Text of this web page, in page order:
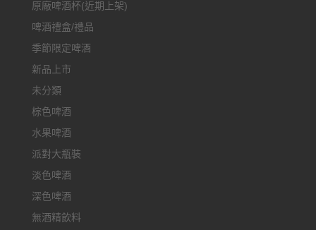
原廠啤酒杯(近期上架)
啤酒禮盒/禮品
季節限定啤酒
新品上市
未分類
棕色啤酒
水果啤酒
派對大瓶裝
淡色啤酒
深色啤酒
無酒精飲料